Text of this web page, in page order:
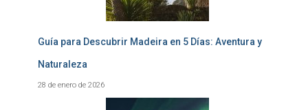
Guía para Descubrir Madeira en 5 Días: Aventura y
Naturaleza
28 de enero de 2026